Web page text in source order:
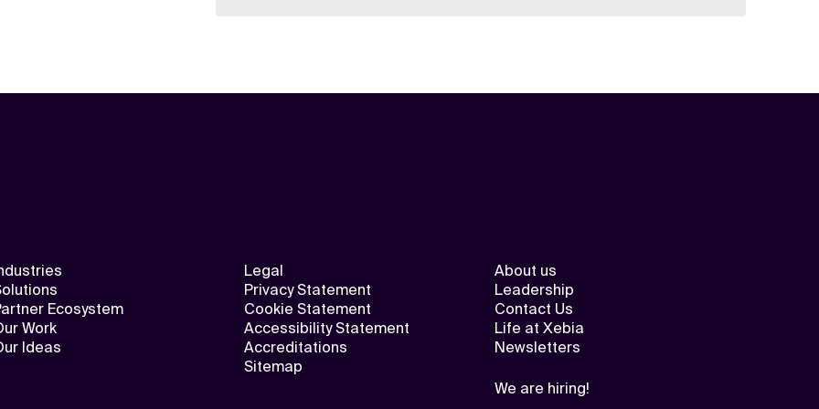
Ecosystem
Work
Ideas
Legal
Privacy Statement
Cookie Statement
Accessibility Statement
Accreditations
Sitemap
About us
Leadership
Contact Us
Life at Xebia
Newsletters
We are hiring!